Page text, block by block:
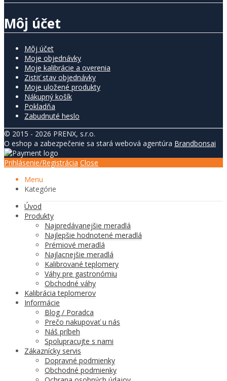
Môj účet
Môj účet
Moje objednávky
Moje kalibrácie a overenia
Zistiť stav objednávky
Moje uložené produkty
Nákupný košík
Pokladňa
Zabudnuté heslo
© 2015 - 2026 PRENX, s.r.o.
O eshop a zabezpečenie sa stará webová agentúra Brandbonsai
Prihlásenie/Registrácia Close
Menu
Kategórie
Úvod
Produkty
Najpredávanejšie meradlá
Najlepšie hodnotené meradlá
Prémiové meradlá
Najlacnejšie meradlá
Kalibrované teplomery
Váhy pre gastronómiu
Obchodné váhy
Kalibrácia teplomerov
Informácie
Blog / Poradca
Prečo nakupovať u nás
Náš príbeh
Spolupracujte s nami
Zákaznícky servis
Dopravné podmienky
Obchodné podmienky